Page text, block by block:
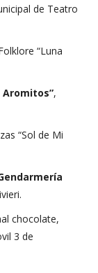
de Teatro
“Luna
,
“Sol de Mi
chocolate,
3 de